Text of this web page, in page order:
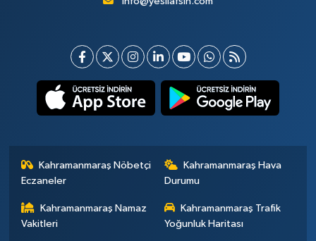
Kahramanmaraş Nöbetçi
Eczaneler
Kahramanmaraş Hava
Durumu
Kahramanmaraş Namaz
Vakitleri
Kahramanmaraş Trafik
Yoğunluk Haritası